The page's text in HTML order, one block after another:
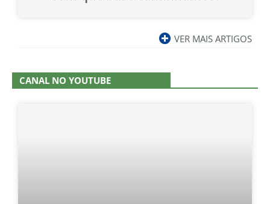
VER MAIS ARTIGOS
CANAL NO YOUTUBE